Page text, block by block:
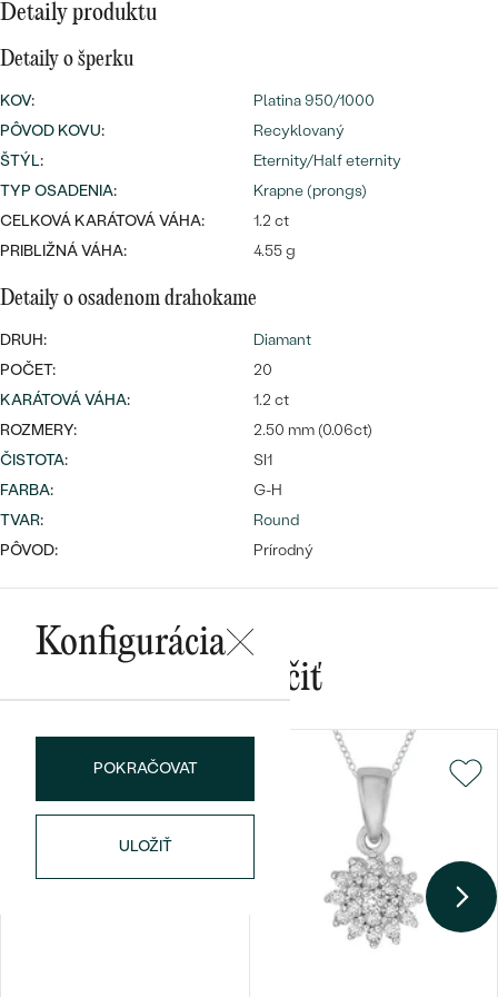
Wave kolekcia
DIAMANTY
Bestsellery
náušnice
PREZRIEŤ
Personalizované
prívesky
OBJAVIŤ
Najpredávanejšie
PREZRIEŤ
Detaily produktu
Detaily o šperku
KOV:
Platina 950/1000
PÔVOD KOVU:
Recyklovaný
ŠTÝL:
Eternity/Half eternity
TYP OSADENIA:
Krapne (prongs)
CELKOVÁ KARÁTOVÁ VÁHA:
1.2 ct
PRIBLIŽNÁ VÁHA:
4.55 g
Detaily o osadenom drahokame
DRUH:
Diamant
POČET:
20
KARÁTOVÁ VÁHA:
1.2 ct
ROZMERY:
2.50 mm (0.06ct)
ČISTOTA:
SI1
FARBA:
G-H
TVAR:
Round
PÔVOD:
Prírodný
Konfigurácia
POKRAČOVAT
ULOŽIŤ
Mohlo by sa vám páčiť